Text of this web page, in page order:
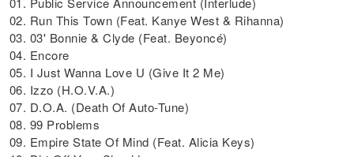
02. Run This Town (Feat. Kanye West & Rihanna)
03. 03' Bonnie & Clyde (Feat. Beyoncé)
04. Encore
05. I Just Wanna Love U (Give It 2 Me)
06. Izzo (H.O.V.A.)
07. D.O.A. (Death Of Auto-Tune)
08. 99 Problems
09. Empire State Of Mind (Feat. Alicia Keys)